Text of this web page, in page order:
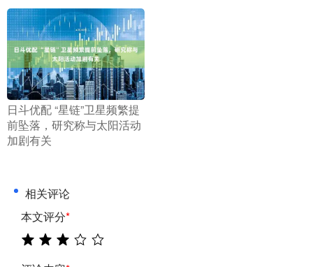
​日斗优配 “星链”卫星频繁提
前坠落，研究称与太阳活动
加剧有关
相关评论
本文评分*